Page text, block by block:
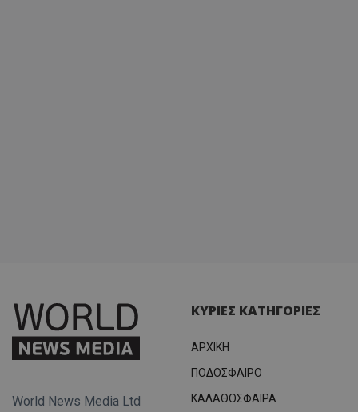
World News Media Ltd
ΚΥΡΙΕΣ ΚΑΤΗΓΟΡΙΕΣ
ΑΡΧΙΚΗ
ΠΟΔΟΣΦΑΙΡΟ
ΚΑΛΑΘΟΣΦΑΙΡΑ